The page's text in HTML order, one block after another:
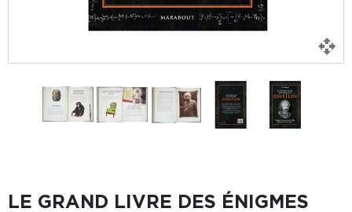
LE GRAND LIVRE DES ÉNIGMES